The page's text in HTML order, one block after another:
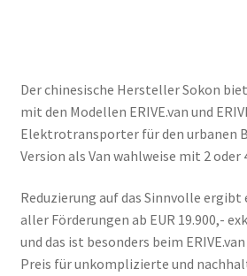
Der chinesische Hersteller Sokon
mit den Modellen ERIVE.van und
Elektrotransporter für den urbanen
Version als Van wahlweise mit 2
Reduzierung auf das Sinnvolle
aller Förderungen ab EUR 19.900,-
und das ist besonders beim
Preis für unkomplizierte und